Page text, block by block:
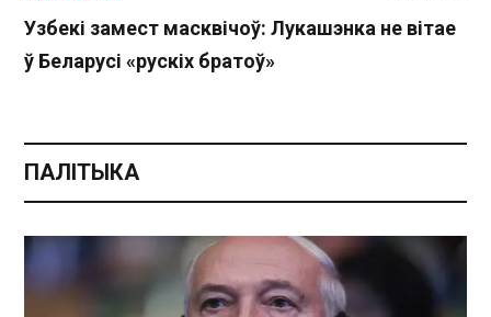
Узбекі замест масквічоў: Лукашэнка не вітае
ў Беларусі «рускіх братоў»
ПАЛІТЫКА